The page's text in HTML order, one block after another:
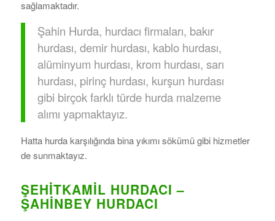
sağlamaktadır.
Şahin Hurda, hurdacı firmaları, bakır
hurdası, demir hurdası, kablo hurdası,
alüminyum hurdası, krom hurdası, sarı
hurdası, pirinç hurdası, kurşun hurdası
gibi birçok farklı türde hurda malzeme
alımı yapmaktayız.
Hatta hurda karşılığında bina yıkımı sökümü gibi hizmetler
de sunmaktayız.
ŞEHITKAMIL HURDACI –
ŞAHINBEY HURDACI